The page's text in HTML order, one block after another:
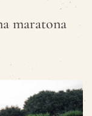
maratona